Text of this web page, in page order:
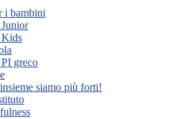
i bambini
Kids
greco
siamo più forti!